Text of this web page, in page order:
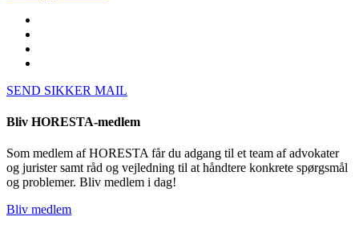
SEND SIKKER MAIL
Bliv HORESTA-medlem
Som medlem af HORESTA får du adgang til et team af advokater
og jurister samt råd og vejledning til at håndtere konkrete spørgsmål
og problemer. Bliv medlem i dag!
Bliv medlem